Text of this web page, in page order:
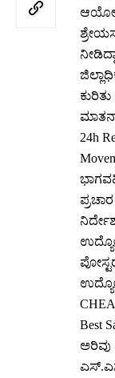
24h
Best
ಅರಿವು